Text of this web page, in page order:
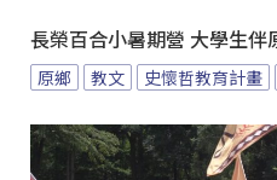
長榮百合小暑期營 大學生伴
原鄉 教文 史懷哲教育計畫